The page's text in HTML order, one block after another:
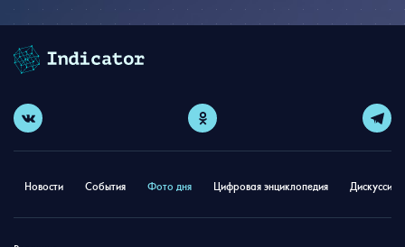
Новости События Фото дня Цифровая энциклопедия